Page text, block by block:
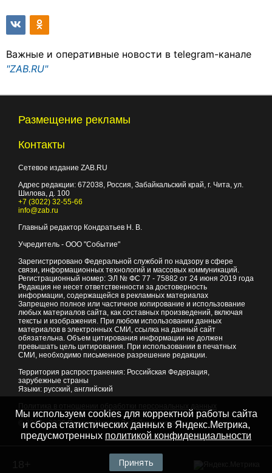
Важные и оперативные новости в telegram-канале
"ZAB.RU"
Размещение рекламы
Контакты
Сетевое издание ZAB.RU
Адрес редакции: 672038, Россия, Забайкальский край, г. Чита, ул.
Шилова, д. 100
+7 (3022) 32-55-66
info@zab.ru
Главный редактор Кондратьев Н. В.
Учредитель - ООО "Событие"
Зарегистрировано Федеральной службой по надзору в сфере
связи, информационных технологий и массовых коммуникаций.
Регистрационный номер: ЭЛ № ФС 77 - 75882 от 24 июня 2019 года
Редакция не несет ответственности за достоверность
информации, содержащейся в рекламных материалах
Запрещено полное или частичное копирование и использование
любых материалов сайта, как составных произведений, включая
тексты и изображения. При любом использовании данных
материалов в электронных СМИ, ссылка на данный сайт
обязательна. Объем цитирования информации не должен
превышать цель цитирования. При использовании в печатных
СМИ, необходимо письменное разрешение редакции.
Территория распространения: Российская Федерация,
зарубежные страны
Языки: русский, английский
© 2007 - 2026Портал Читы и Забайкальского края
Мы используем cookies для корректной работы сайта
и сбора статистических данных в Яндекс.Метрика,
предусмотренных политикой конфиденциальности
Принять